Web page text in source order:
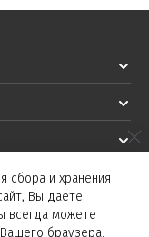
сбора и хранения
Вы даете
всегда можете
браузера.